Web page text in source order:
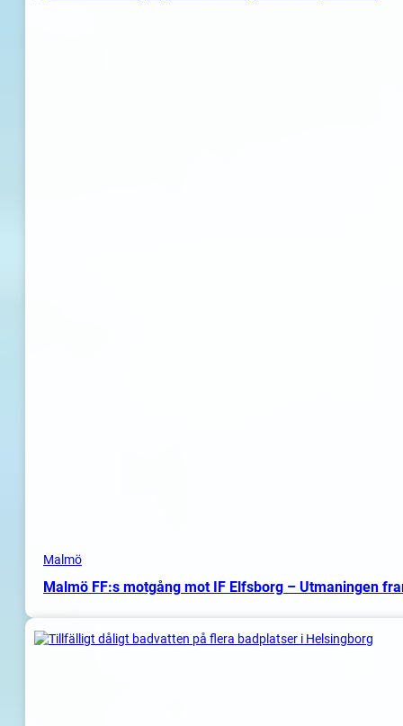
Malmö
Malmö FF:s motgång mot IF Elfsborg – Utmaningen